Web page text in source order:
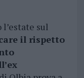
sul
il rispetto